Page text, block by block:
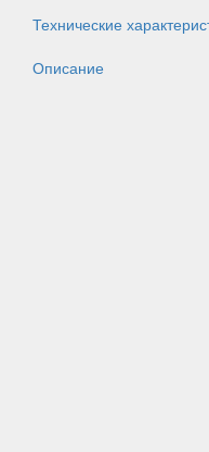
Технические
Описание